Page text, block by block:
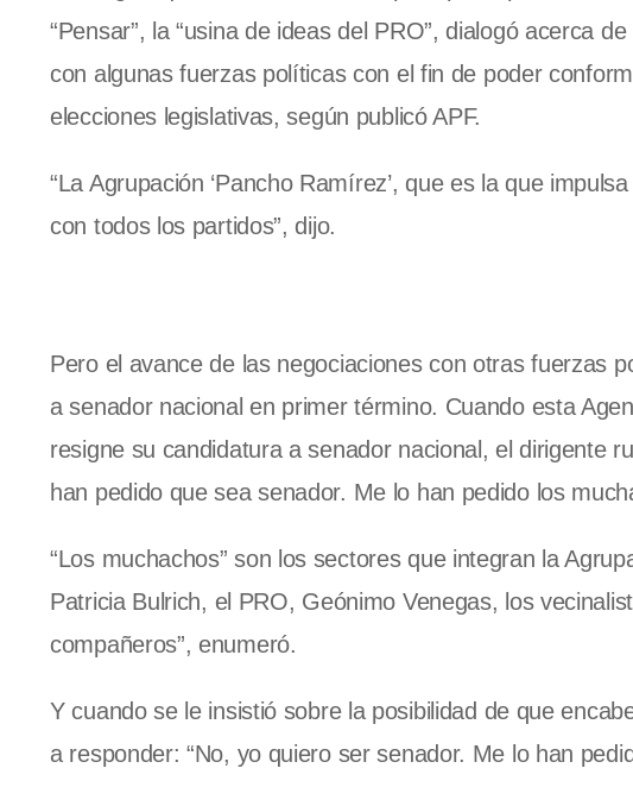
“Pensar”, la “usina de ideas del PRO”, dialogó acerca
con algunas fuerzas políticas con el fin de poder
elecciones legislativas, según publicó APF.
“La Agrupación ‘Pancho Ramírez’, que es la que
con todos los partidos”, dijo.
Pero el avance de las negociaciones con otras fuerzas
a senador nacional en primer término. Cuando esta
resigne su candidatura a senador nacional, el dirigente
han pedido que sea senador. Me lo han pedido los
“Los muchachos” son los sectores que integran la
Patricia Bulrich, el PRO, Geónimo Venegas, los
compañeros”, enumeró.
Y cuando se le insistió sobre la posibilidad de que
a responder: “No, yo quiero ser senador. Me lo han